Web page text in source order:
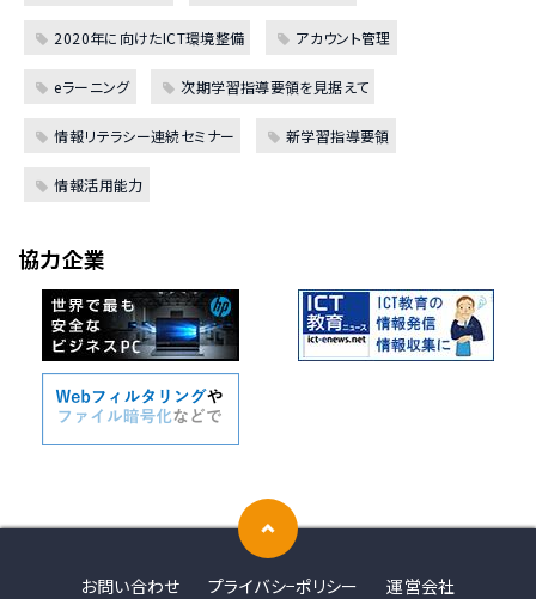
2020年に向けたICT環境整備 アカウント管理
eラーニング 次期学習指導要領を見据えて
情報リテラシー連続セミナー 新学習指導要領
情報活用能力
協力企業
お問い合わせ プライバシ−ポリシー 運営会社